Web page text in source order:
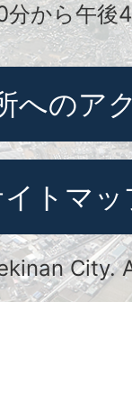
分から午後
へのア
トマッ
City.